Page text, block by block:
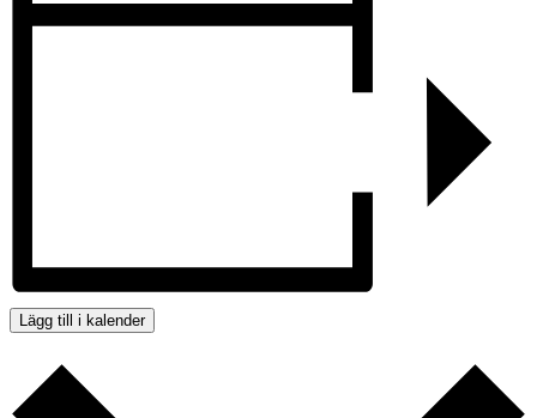
Lägg till i kalender